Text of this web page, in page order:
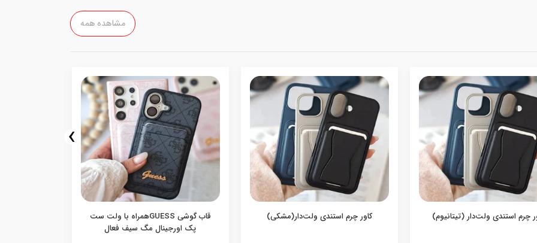
مشاهده همه
چرم استندی ولت‌دار (تیتانیوم) کاور چرم استندی ولت‌دار(مشکی)
قاب گوشی GUESSهمراه با ولت ست
پک اورجینال مگ سیف فعال
›